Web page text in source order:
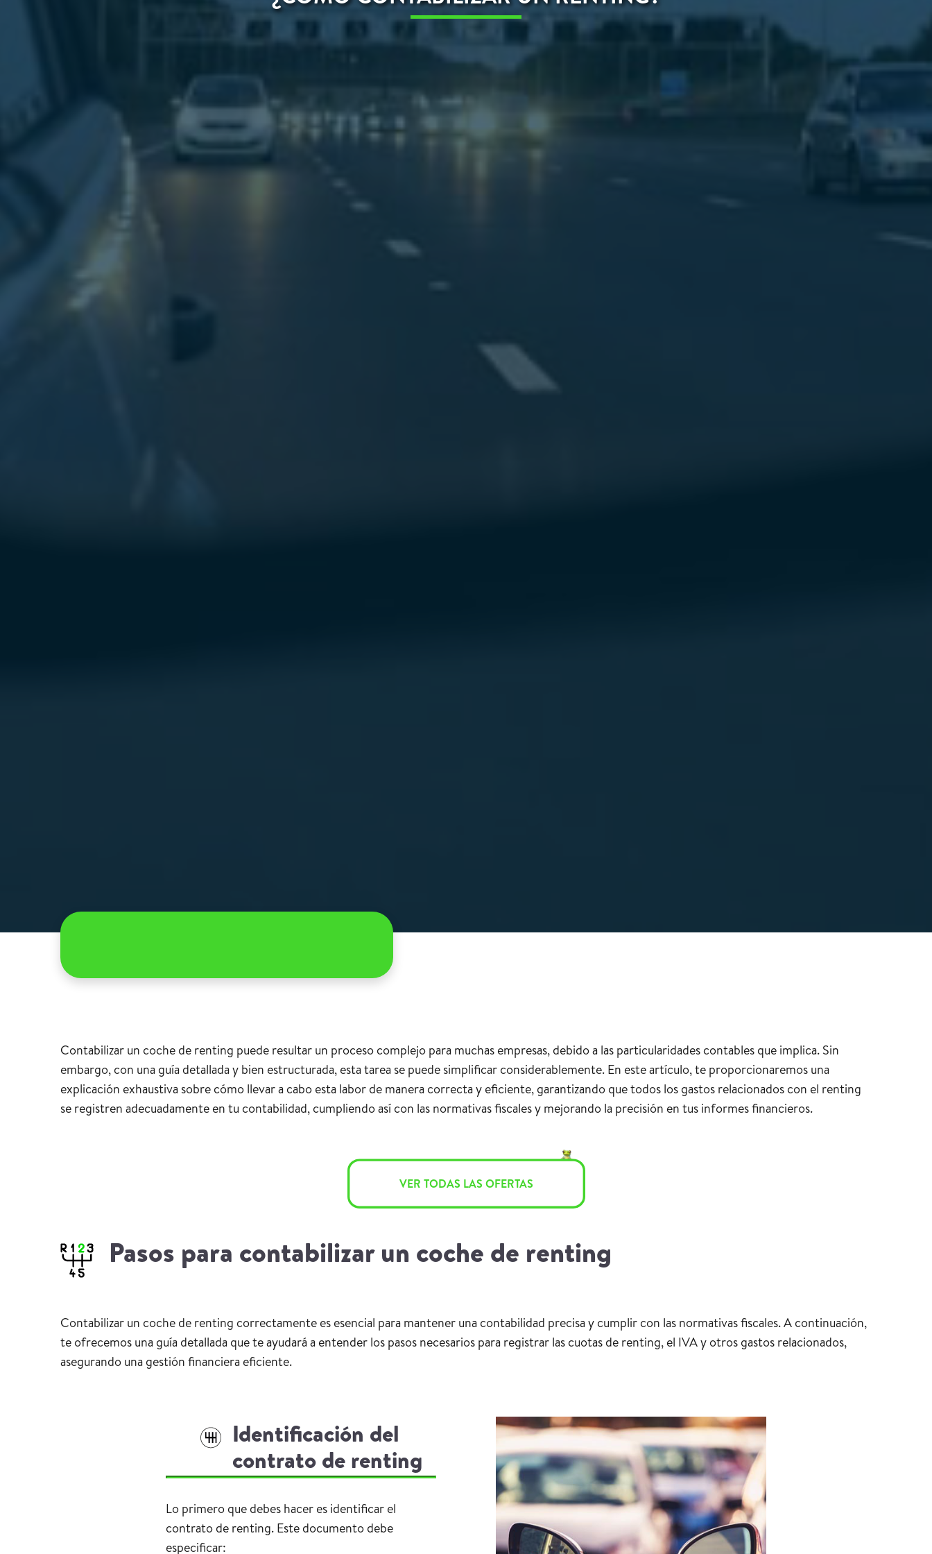
Contabilizar un coche de renting puede resultar un proceso complejo para muchas empresas, debido a las particularidades contables que implica. Sin
embargo, con una guía detallada y bien estructurada, esta tarea se puede simplificar considerablemente. En este artículo, te proporcionaremos una
explicación exhaustiva sobre cómo llevar a cabo esta labor de manera correcta y eficiente, garantizando que todos los gastos relacionados con el renting
se registren adecuadamente en tu contabilidad, cumpliendo así con las normativas fiscales y mejorando la precisión en tus informes financieros.
VER TODAS LAS OFERTAS
Pasos para contabilizar un coche de renting
Contabilizar un coche de renting correctamente es esencial para mantener una contabilidad precisa y cumplir con las normativas fiscales. A continuación,
te ofrecemos una guía detallada que te ayudará a entender los pasos necesarios para registrar las cuotas de renting, el IVA y otros gastos relacionados,
asegurando una gestión financiera eficiente.
Identificación del
contrato de renting
Lo primero que debes hacer es identificar el
contrato de renting. Este documento debe
especificar: